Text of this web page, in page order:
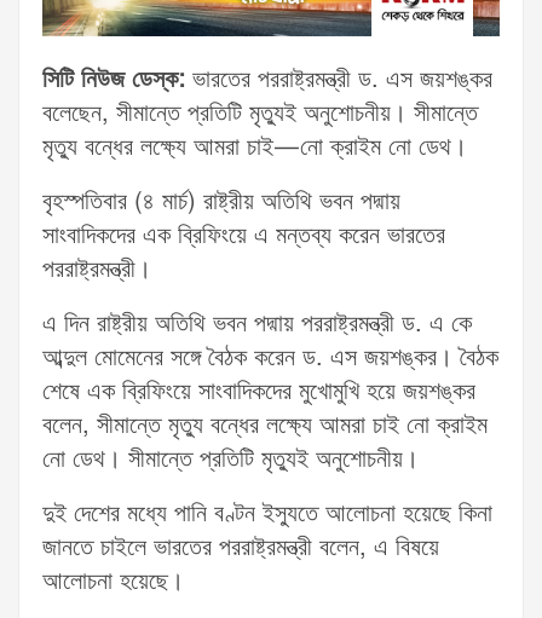
সিটি নিউজ ডেস্ক: ভারতের পররাষ্ট্রমন্ত্রী ড. এস জয়শঙ্কর
বলেছেন, সীমান্তে প্রতিটি মৃত্যুই অনুশোচনীয়। সীমান্তে
মৃত্যু বন্ধের লক্ষ্যে আমরা চাই—নো ক্রাইম নো ডেথ।
বৃহস্পতিবার (৪ মার্চ) রাষ্ট্রীয় অতিথি ভবন পদ্মায়
সাংবাদিকদের এক ব্রিফিংয়ে এ মন্তব্য করেন ভারতের
পররাষ্ট্রমন্ত্রী।
এ দিন রাষ্ট্রীয় অতিথি ভবন পদ্মায় পররাষ্ট্রমন্ত্রী ড. এ কে
আব্দুল মোমেনের সঙ্গে বৈঠক করেন ড. এস জয়শঙ্কর। বৈঠক
শেষে এক ব্রিফিংয়ে সাংবাদিকদের মুখোমুখি হয়ে জয়শঙ্কর
বলেন, সীমান্তে মৃত্যু বন্ধের লক্ষ্যে আমরা চাই নো ক্রাইম
নো ডেথ। সীমান্তে প্রতিটি মৃত্যুই অনুশোচনীয়।
দুই দেশের মধ্যে পানি বণ্টন ইস্যুতে আলোচনা হয়েছে কিনা
জানতে চাইলে ভারতের পররাষ্ট্রমন্ত্রী বলেন, এ বিষয়ে
আলোচনা হয়েছে।